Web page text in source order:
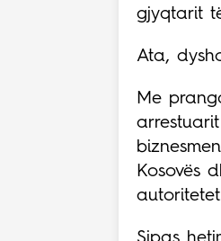
gjyqtarit
Ata,
Me
Kosovës